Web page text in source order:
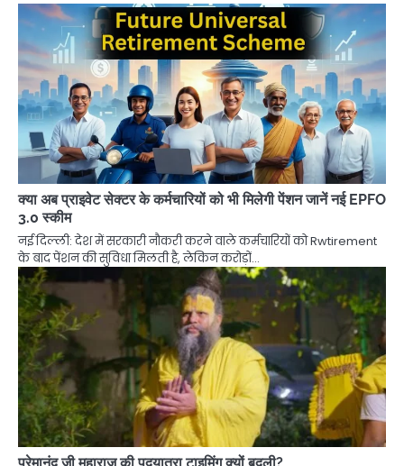
क्या अब प्राइवेट सेक्टर के कर्मचारियों को भी मिलेगी पेंशन जानें नई EPFO
​​3.0 स्कीम
नई दिल्ली: देश में सरकारी नौकरी करने वाले कर्मचारियों को Rwtirement
के बाद पेंशन की सुविधा मिलती है, लेकिन करोड़ों…